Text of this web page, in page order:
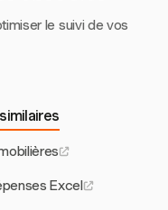
le suivi de vos
Excel